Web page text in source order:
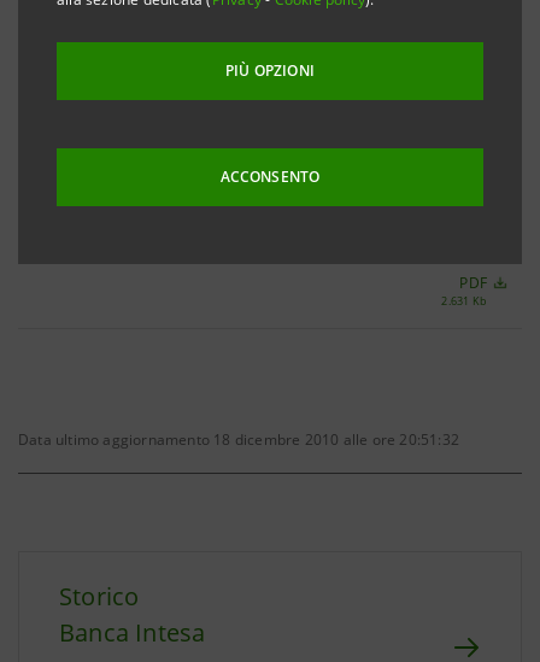
PIÙ OPZIONI
ACCONSENTO
Approvazione bilanci 2009
PDF
2.631 Kb
Data ultimo aggiornamento 18 dicembre 2010 alle ore 20:51:32
Storico
Banca Intesa